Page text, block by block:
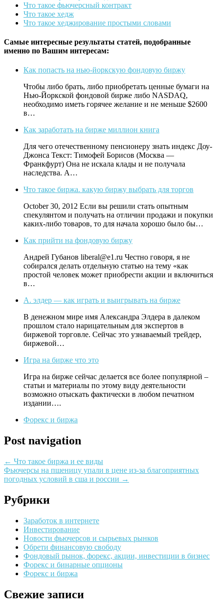
Что такое фьючерсный контракт
Что такое хедж
Что такое хеджирование простыми словами
Самые интересные результаты статей, подобранные
именно по Вашим интересам:
Как попасть на нью-йоркскую фондовую биржу
Чтобы либо брать, либо приобретать ценные бумаги на
Нью-Йоркской фондовой бирже либо NASDAQ,
необходимо иметь горячее желание и не меньше $2600
в…
Как заработать на бирже миллион книга
Для чего отечественному пенсионеру знать индекс Доу-
Джонса Текст: Тимофей Борисов (Москва —
Франкфурт) Она не искала клады и не получала
наследства. А…
Что такое биржа. какую биржу выбрать для торгов
October 30, 2012 Если вы решили стать опытным
спекулянтом и получать на отличии продажи и покупки
каких-либо товаров, то для начала хорошо было бы…
Как прийти на фондовую биржу
Андрей Губанов liberal@e1.ru Честно говоря, я не
собирался делать отдельную статью на тему «как
простой человек может приобрести акции и включиться
в…
А. элдер — как играть и выигрывать на бирже
В денежном мире имя Александра Элдера в далеком
прошлом стало нарицательным для экспертов в
биржевой торговле. Сейчас это узнаваемый трейдер,
биржевой…
Игра на бирже что это
Игра на бирже сейчас делается все более популярной –
статьи и материалы по этому виду деятельности
возможно отыскать фактически в любом печатном
издании….
Форекс и биржа
Post navigation
← Что такое биржа и ее виды
Фьючерсы на пшеницу упали в цене из-за благоприятных
погодных условий в сша и россии →
Рубрики
Заработок в интернете
Инвестирование
Новости фьючерсов и сырьевых рынков
Обрети финансовую свободу
Фондовый рынок, форекс, акции, инвестиции в бизнес
Форекс и бинарные опционы
Форекс и биржа
Свежие записи